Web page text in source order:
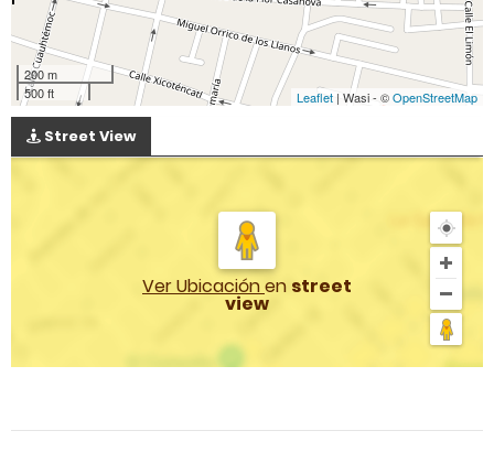
200 m
500 ft
Leaflet | Wasi - ©OpenStreetMap
Street View
Ver Ubicaciónen street
view